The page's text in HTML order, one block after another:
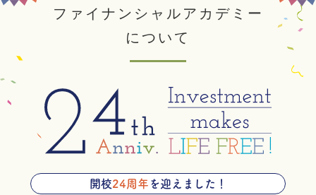
ファイナンシャルアカデミー
について
開校24周年 を迎えました！